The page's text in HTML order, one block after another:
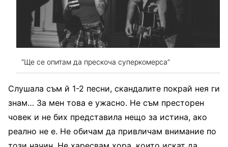
“Ще се опитам да прескоча суперкомерса”
Слушала съм й 1-2 песни, скандалите покрай нея ги
знам… За мен това е ужасно. Не съм престорен
човек и не бих представила нещо за истина, ако
реално не е. Не обичам да привличам внимание по